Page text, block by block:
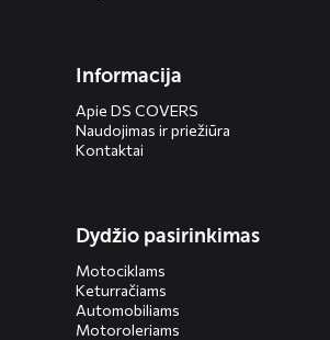
Informacija
Apie DS COVERS
Naudojimas ir priežiūra
Kontaktai
Dydžio pasirinkimas
Motociklams
Keturračiams
Automobiliams
Motoroleriams